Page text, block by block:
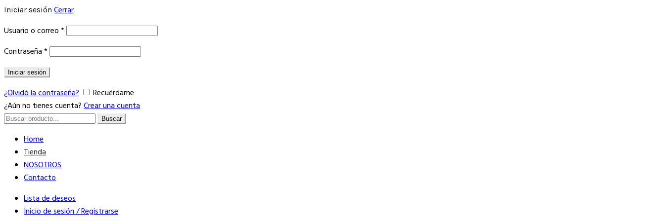
Iniciar sesión Cerrar
Usuario o correo*Obligatorio
Contraseña*Obligatorio
Iniciar sesión
¿Olvidó la contraseña?
Recuérdame
¿Aún no tienes cuenta?Crear una cuenta
Buscar
Buscar
Home
Tienda
NOSOTROS
Contacto
Lista de deseos
Inicio de sesión / Registrarse